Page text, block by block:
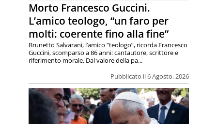
Morto Francesco Guccini.
L’amico teologo, “un faro per
molti: coerente fino alla fine”
Pubblicato il 6 Agosto, 2026
Brunetto Salvarani, l’amico “teologo”, ricorda Francesco
Guccini, scomparso a 86 anni: cantautore, scrittore e
riferimento morale. Dal valore della pa...